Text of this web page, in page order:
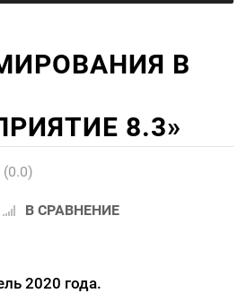
В
8.3»
(0.0)
В СРАВНЕНИЕ
2020 года.